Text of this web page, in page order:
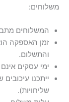
משלוחים:
המשלוחים
והתשלום.
ימי עסקים
ייתכנו
שליחויות).